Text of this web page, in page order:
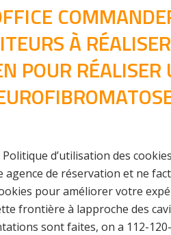
À
POUR
d’utilisation des
agence de réservation et ne
pour améliorer votre
frontière à lapproche des
sont faites, on a 112-